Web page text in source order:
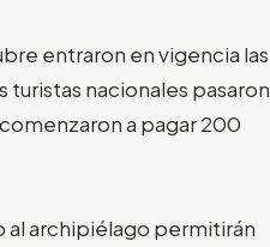
entraron en vigencia las
turistas nacionales pasaron
a pagar 200
al archipiélago permitirán